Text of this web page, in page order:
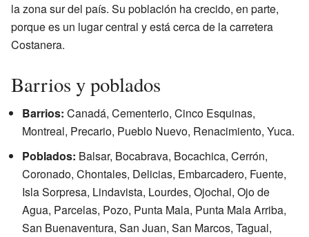
la zona sur del país. Su población ha crecido, en parte,
porque es un lugar central y está cerca de la carretera
Costanera.
Barrios y poblados
Barrios: Canadá, Cementerio, Cinco Esquinas,
Montreal, Precario, Pueblo Nuevo, Renacimiento, Yuca.
Poblados: Balsar, Bocabrava, Bocachica, Cerrón,
Coronado, Chontales, Delicias, Embarcadero, Fuente,
Isla Sorpresa, Lindavista, Lourdes, Ojochal, Ojo de
Agua, Parcelas, Pozo, Punta Mala, Punta Mala Arriba,
San Buenaventura, San Juan, San Marcos, Tagual,